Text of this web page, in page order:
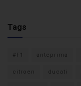
Tags
#F1 anteprima
citroen ducati